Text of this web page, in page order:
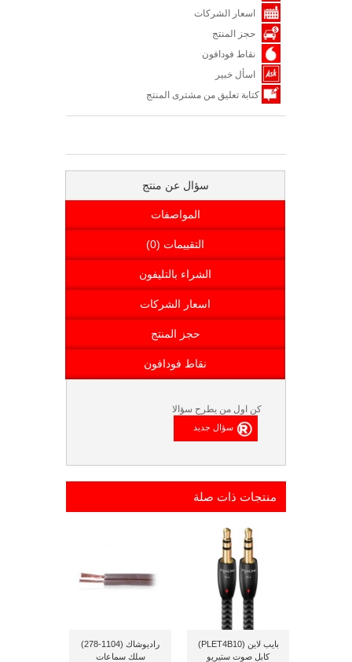
اسعار الشركات
حجز المنتج
نقاط فودافون
اسأل خبير
كتابة تعليق من مشترى المنتج
سؤال عن منتج
المواصفات
التقييمات (0)
الشراء بالتليفون
اسعار الشركات
حجز المنتج
نقاط فودافون
كن اول من يطرح سؤالا
منتجات ذات صلة
بايب لاين (PLET4B10)
كابل صوت ستيريو
راديوشاك (1104-278)
سلك سماعات